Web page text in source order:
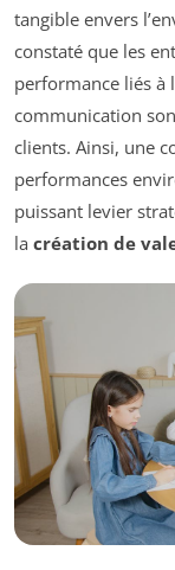
tangible envers
constaté que les
performance liés à
communication
clients. Ainsi, une
performances
puissant levier
la création de